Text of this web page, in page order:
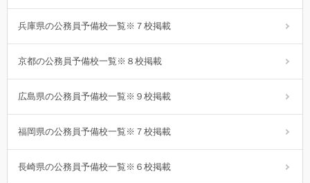
兵庫県の公務員予備校一覧※７校掲載
京都の公務員予備校一覧※８校掲載
広島県の公務員予備校一覧※９校掲載
福岡県の公務員予備校一覧※７校掲載
長崎県の公務員予備校一覧※６校掲載